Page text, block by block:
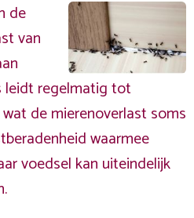
de
van
leidt regelmatig tot
de mierenoverlast soms
waarmee
voedsel kan uiteindelijk